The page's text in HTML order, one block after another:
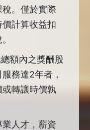
。僅於實際
計算收益扣
額內之獎酬股
務達2年者，
轉讓時價孰
人才，薪資